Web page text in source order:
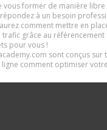
former de manière
à un besoin
comment mettre en
grâce au
pour vous !
sont conçus sur
comment optimiser